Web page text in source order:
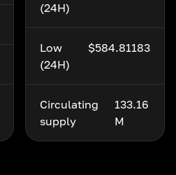
(24H)
Low
(24H)
$584.81183
Circulating
supply
133.16
M